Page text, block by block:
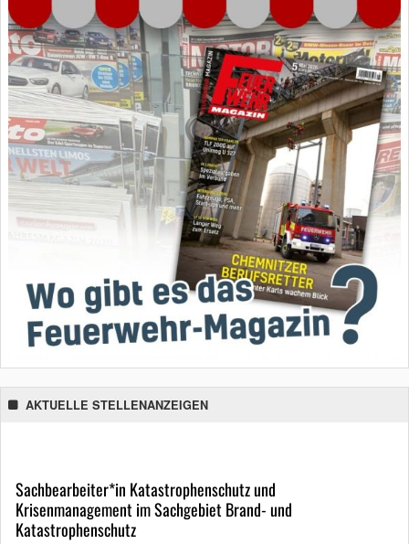
AKTUELLE STELLENANZEIGEN
Sachbearbeiter*in Katastrophenschutz und
Krisenmanagement im Sachgebiet Brand- und
Katastrophenschutz